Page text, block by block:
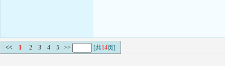
<< 1 2 3 4 5 >> [共14页]